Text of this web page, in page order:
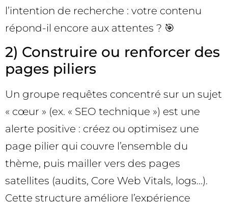
l’intention de recherche : votre contenu
répond-il encore aux attentes ? 🎯
2) Construire ou renforcer des
pages piliers
Un groupe requêtes concentré sur un sujet
« cœur » (ex. « SEO technique ») est une
alerte positive : créez ou optimisez une
page pilier qui couvre l’ensemble du
thème, puis mailler vers des pages
satellites (audits, Core Web Vitals, logs…).
Cette structure améliore l’expérience